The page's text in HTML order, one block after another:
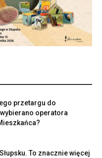
przetargu do
operatora
To znacznie więcej